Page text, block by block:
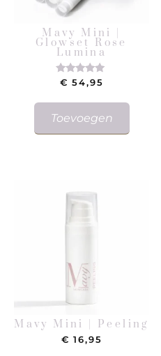
Mavy Mini |
Glowset Rose
Lumina
Gewaardeerd
5.00
€ 54,95
Toevoegen
Mavy Mini | Peeling
€ 16,95